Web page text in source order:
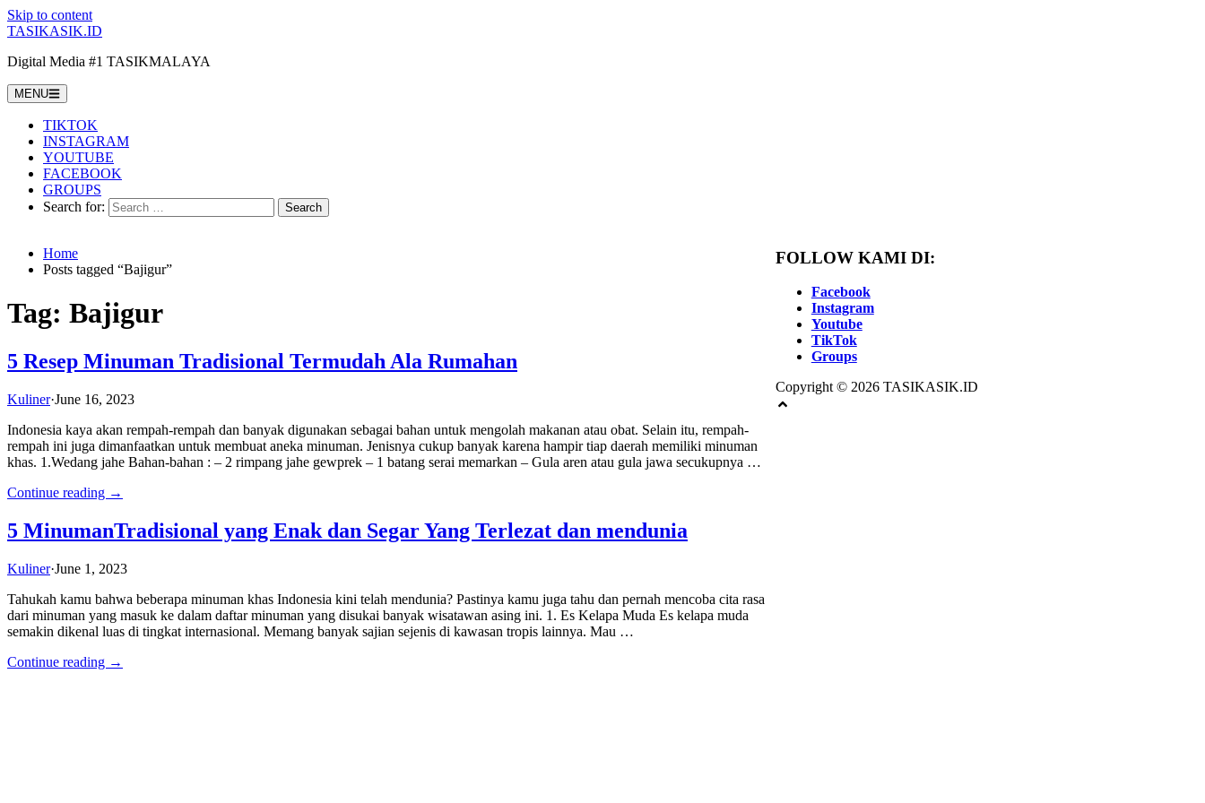
Skip to content
TASIKASIK.ID
Digital Media #1 TASIKMALAYA
MENU
TIKTOK
INSTAGRAM
YOUTUBE
FACEBOOK
GROUPS
Search for:
Home
Posts tagged “Bajigur”
Tag: Bajigur
5 Resep Minuman Tradisional Termudah Ala Rumahan
Kuliner·June 16, 2023
Indonesia kaya akan rempah-rempah dan banyak digunakan sebagai bahan untuk mengolah makanan atau obat. Selain itu, rempah-
rempah ini juga dimanfaatkan untuk membuat aneka minuman. Jenisnya cukup banyak karena hampir tiap daerah memiliki minuman
khas. 1.Wedang jahe Bahan-bahan : – 2 rimpang jahe gewprek – 1 batang serai memarkan – Gula aren atau gula jawa secukupnya …
Continue reading →
5 MinumanTradisional yang Enak dan Segar Yang Terlezat dan mendunia
Kuliner·June 1, 2023
Tahukah kamu bahwa beberapa minuman khas Indonesia kini telah mendunia? Pastinya kamu juga tahu dan pernah mencoba cita rasa
dari minuman yang masuk ke dalam daftar minuman yang disukai banyak wisatawan asing ini. 1. Es Kelapa Muda Es kelapa muda
semakin dikenal luas di tingkat internasional. Memang banyak sajian sejenis di kawasan tropis lainnya. Mau …
Continue reading →
FOLLOW KAMI DI:
Facebook
Instagram
Youtube
TikTok
Groups
Copyright © 2026 TASIKASIK.ID